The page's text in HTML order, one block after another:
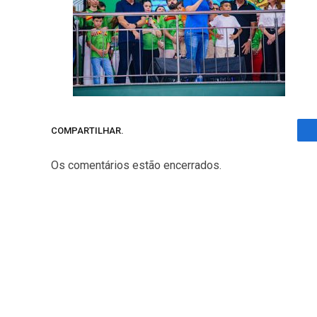
COMPARTILHAR.
Os comentários estão encerrados.